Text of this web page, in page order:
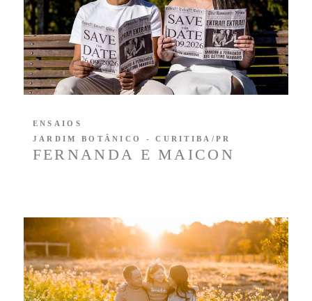
FERNANDA E MAICON
ENSAIOS
JARDIM BOTÂNICO - CURITIBA/PR